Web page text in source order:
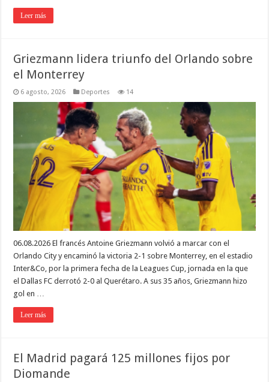
Leer más
Griezmann lidera triunfo del Orlando sobre
el Monterrey
6 agosto, 2026 Deportes 14
06.08.2026 El francés Antoine Griezmann volvió a marcar con el
Orlando City y encaminó la victoria 2-1 sobre Monterrey, en el estadio
Inter&Co, por la primera fecha de la Leagues Cup, jornada en la que
el Dallas FC derrotó 2-0 al Querétaro. A sus 35 años, Griezmann hizo
gol en …
Leer más
El Madrid pagará 125 millones fijos por
Diomande